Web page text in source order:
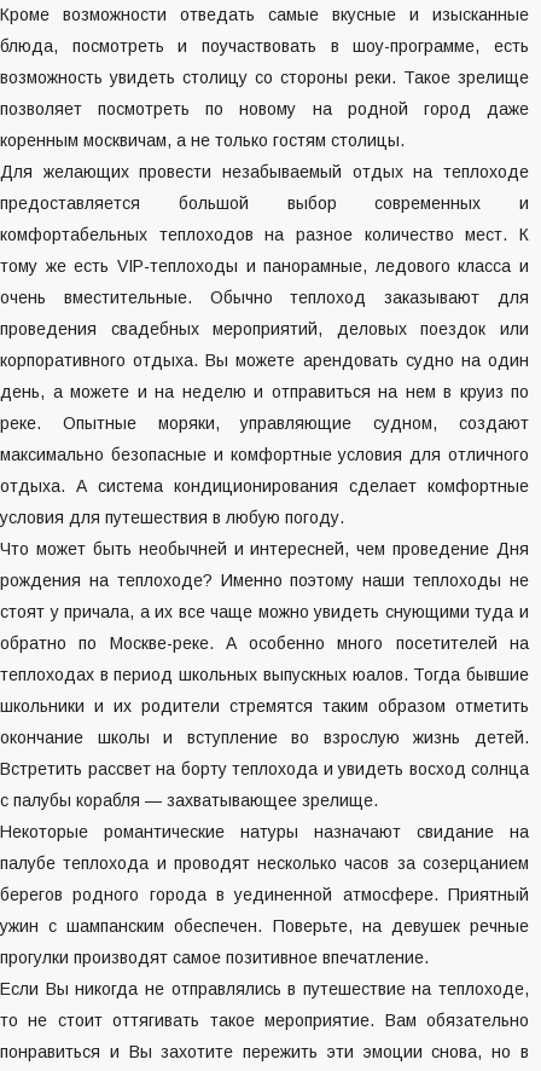
Кроме возможности отведать самые вкусные и изысканные
блюда, посмотреть и поучаствовать в шоу-программе, есть
возможность увидеть столицу со стороны реки. Такое зрелище
позволяет посмотреть по новому на родной город даже
коренным москвичам, а не только гостям столицы.
Для желающих провести незабываемый отдых на теплоходе
предоставляется большой выбор современных и
комфортабельных теплоходов на разное количество мест. К
тому же есть VIP-теплоходы и панорамные, ледового класса и
очень вместительные. Обычно теплоход заказывают для
проведения свадебных мероприятий, деловых поездок или
корпоративного отдыха. Вы можете арендовать судно на один
день, а можете и на неделю и отправиться на нем в круиз по
реке. Опытные моряки, управляющие судном, создают
максимально безопасные и комфортные условия для отличного
отдыха. А система кондиционирования сделает комфортные
условия для путешествия в любую погоду.
Что может быть необычней и интересней, чем проведение Дня
рождения на теплоходе? Именно поэтому наши теплоходы не
стоят у причала, а их все чаще можно увидеть снующими туда и
обратно по Москве-реке. А особенно много посетителей на
теплоходах в период школьных выпускных юалов. Тогда бывшие
школьники и их родители стремятся таким образом отметить
окончание школы и вступление во взрослую жизнь детей.
Встретить рассвет на борту теплохода и увидеть восход солнца
с палубы корабля — захватывающее зрелище.
Некоторые романтические натуры назначают свидание на
палубе теплохода и проводят несколько часов за созерцанием
берегов родного города в уединенной атмосфере. Приятный
ужин с шампанским обеспечен. Поверьте, на девушек речные
прогулки производят самое позитивное впечатление.
Если Вы никогда не отправлялись в путешествие на теплоходе,
то не стоит оттягивать такое мероприятие. Вам обязательно
понравиться и Вы захотите пережить эти эмоции снова, но в